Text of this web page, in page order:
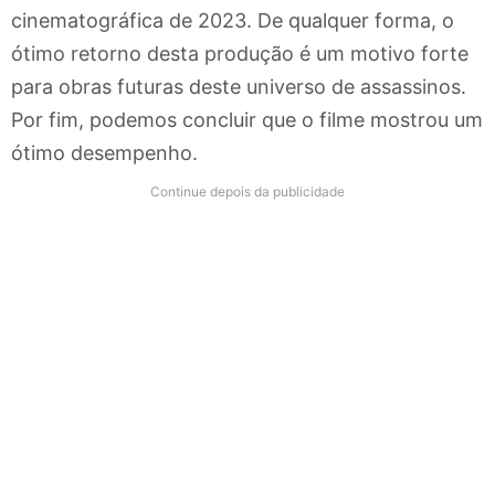
cinematográfica de 2023. De qualquer forma, o
ótimo retorno desta produção é um motivo forte
para obras futuras deste universo de assassinos.
Por fim, podemos concluir que o filme mostrou um
ótimo desempenho.
Continue depois da publicidade